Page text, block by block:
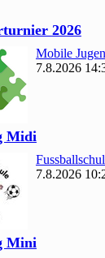
2026
Mobile
7.8.2026
Midi
7.8.2026
Mini